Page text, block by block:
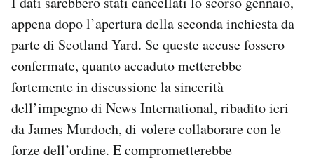
appena dopo l’apertura della seconda inchiesta da
parte di Scotland Yard. Se queste accuse fossero
confermate, quanto accaduto metterebbe
fortemente in discussione la sincerità
dell’impegno di News International, ribadito ieri
da James Murdoch, di volere collaborare con le
forze dell’ordine. E comprometterebbe